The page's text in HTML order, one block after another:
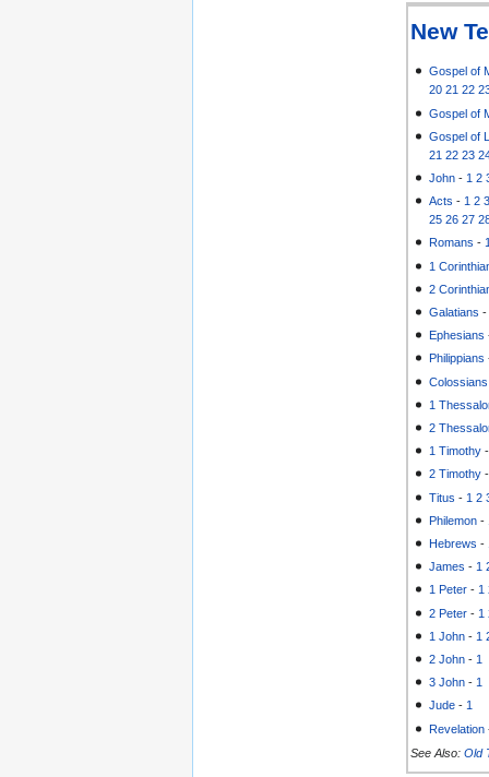
New
Gospel of
20 21 22
Gospel of
Gospel of
21 22 23
John - 1 2
Acts - 1 2
25 26 27
Romans -
1
2
Galatians
Ephesians
Philippians
Colossians
1
2
1 Timothy
2 Timothy
Titus - 1 2
Philemon -
Hebrews -
James - 1
1 Peter -1
2 Peter - 1
1 John - 1
2 John - 1
3 John - 1
Jude -1
Revelation
See Also: Old